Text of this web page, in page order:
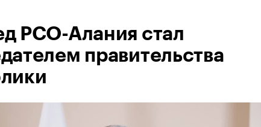
РСО-Алания стал
правительства